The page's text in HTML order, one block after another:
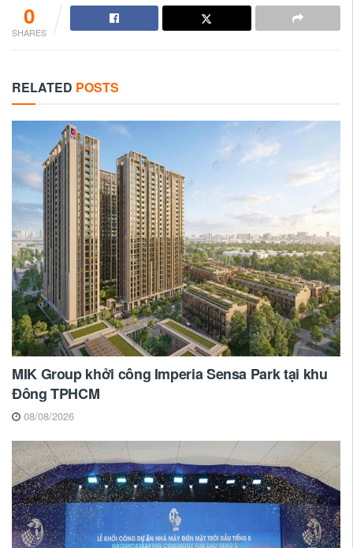
0
SHARES
RELATED POSTS
MIK Group khởi công Imperia Sensa Park tại khu
Đông TPHCM
08/08/2026